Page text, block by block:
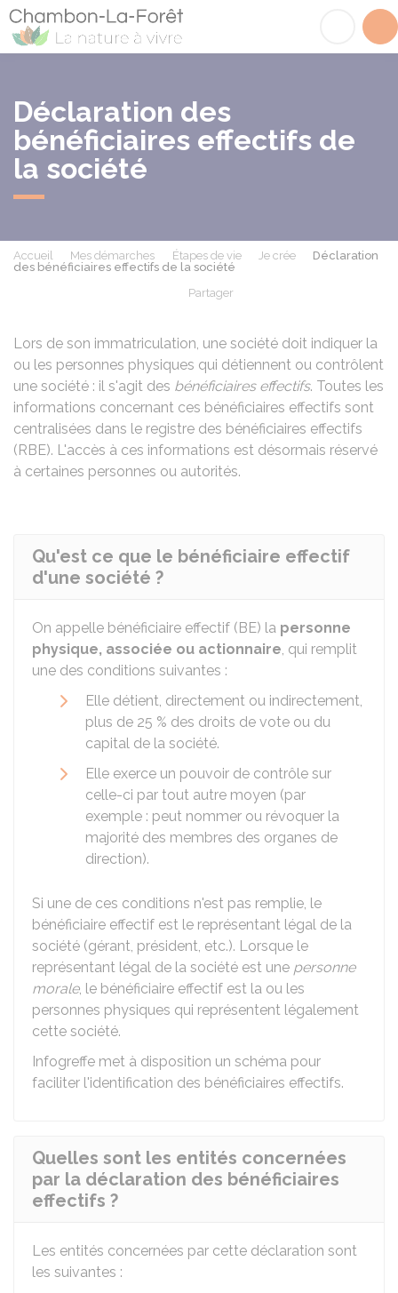
Déclaration des
bénéficiaires effectifs de
la société
Accueil Mes démarches Étapes de vie Je crée
Déclaration
des bénéficiaires effectifs de la société
Partager
Lors de son immatriculation, une société doit indiquer la
ou les personnes physiques qui détiennent ou contrôlent
une société : il s'agit des bénéficiaires effectifs. Toutes les
informations concernant ces bénéficiaires effectifs sont
centralisées dans le registre des bénéficiaires effectifs
(RBE). L'accès à ces informations est désormais réservé
à certaines personnes ou autorités.
Qu'est ce que le bénéficiaire effectif
d'une société ?
On appelle bénéficiaire effectif (BE) la personne
physique, associée ou actionnaire, qui remplit
une des conditions suivantes :
Elle détient, directement ou indirectement,
plus de 25 % des droits de vote ou du
capital de la société.
Elle exerce un pouvoir de contrôle sur
celle-ci par tout autre moyen (par
exemple : peut nommer ou révoquer la
majorité des membres des organes de
direction).
Si une de ces conditions n'est pas remplie, le
bénéficiaire effectif est le représentant légal de la
société (gérant, président, etc.). Lorsque le
représentant légal de la société est une personne
morale, le bénéficiaire effectif est la ou les
personnes physiques qui représentent légalement
cette société.
Infogreffe met à disposition un schéma pour
faciliter l'identification des bénéficiaires effectifs.
Quelles sont les entités concernées
par la déclaration des bénéficiaires
effectifs ?
Les entités concernées par cette déclaration sont
les suivantes :